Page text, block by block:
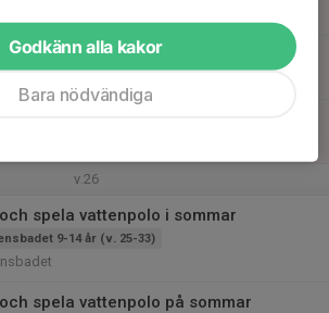
v.26
spela vattenpolo i sommar
9-14 år (v. 25-33)
spela vattenpolo på sommar
Godkänn alla kakor
Bara nödvändiga